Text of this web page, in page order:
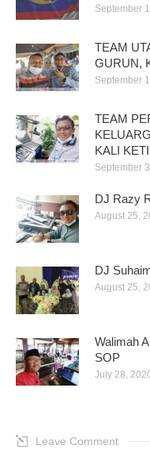
September
TEAM
GURUN,
September
TEAM
KALI
September
DJ Razy
August 25,
DJ
August 25,
Walimah
SOP
July 28,
Leave Comment